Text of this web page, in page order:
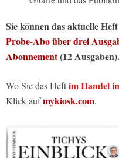
Sie können das aktuelle Heft
Probe-Abo über drei
Abonnement(12 Ausgaben).
Wo Sie das Heftim Handel
Klick aufmykiosk.com.